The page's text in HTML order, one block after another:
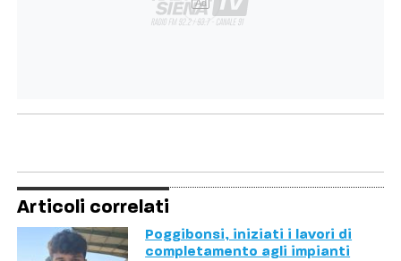
Ad
Articoli correlati
Poggibonsi, iniziati i lavori di
completamento agli impianti